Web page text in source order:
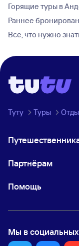
Горящие туры в
Раннее
Все, что нужно
Туту Туры
Партнёрам
Помощь
Мы в социальных